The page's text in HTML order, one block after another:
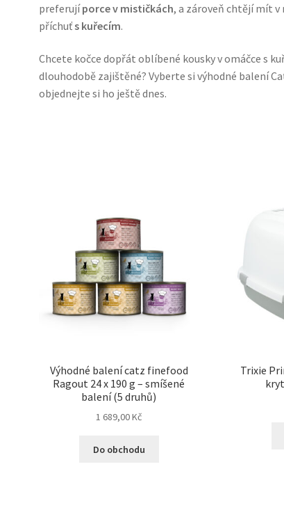
preferujíporce v mističkách, a zároveň chtějí mít v
příchuťs kuřecím.
Chcete kočce dopřát oblíbené kousky v omáčce s
dlouhodobě zajištěné? Vyberte si výhodné balení
objednejte si ho ještě dnes.
Výhodné balení catz finefood
Ragout 24 x 190 g – smíšené
balení (5 druhů)
1 689,00Kč
Do obchodu
Trixie